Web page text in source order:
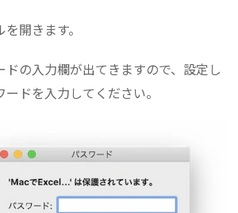
開きます。
ドの入力欄が出てきますので、設定し
ードを入力してください。